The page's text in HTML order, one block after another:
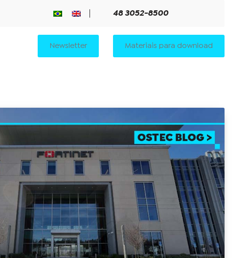
48 3052-8500
Newsletter Materiais para download